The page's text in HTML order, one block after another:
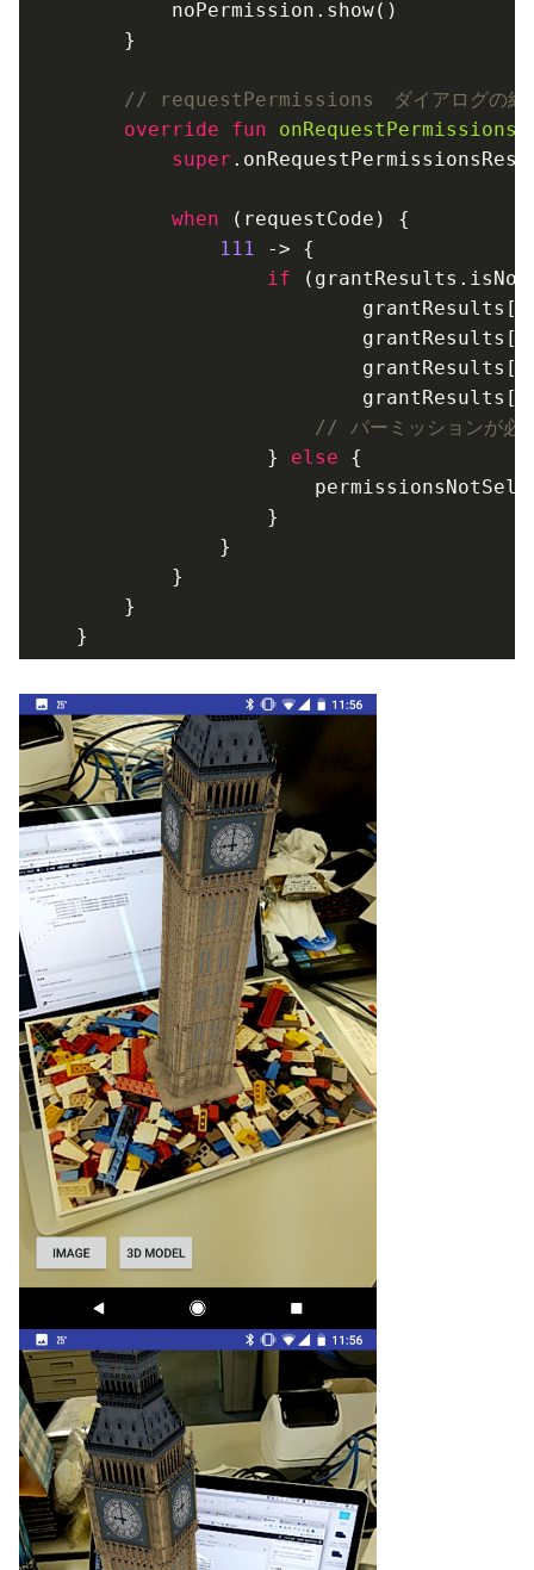
        noPermission.show()
    }
// requestPermissions　ダイアログの結
override
fun
super
when (requestCode) {
111 -> {
if
                        grantResults[
                        grantResults[
                        grantResults[
                        grantResults[
// パーミッションが必
                }
else {
                }
            }
        }
    }